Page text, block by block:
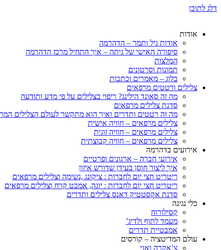
דלג לתוכן
אודות
אודות גיל ותמר – הדהרמה
סיפורה האישי של גיתה – איך התחיל מרכז הדהרמה
המלצות
תמונות וסרטונים
בלוג – מאמרים וכתבות
צלילים ורטטים מרפאים
מה זה סאונד הילינג? ריפוי בצלילים על פי מדע ותודעה
סדנת צלילים מרפאים
מה זה רטטים ותדרים ואיך הוא מתקשר לעולם הצלילים
צלילים מרפאים – חוויה אישית
צלילים מרפאים – חוויה זוגית
צלילים מרפאים – חוויה קבוצתית
אירועים בדהרמה
אירועי חברה – ארגונים ופרטיים
איך ליצור חוסן בעידן שדורש איזון
ריטריט חצי יום לחברות : ציקונג ,נשימה וצלילים מרפאים
ריטריט חצי יום לחברות : יוגה, אמבט קרח וצלילים מרפאים
סדנת אקסטטיק דאנס צלילים ותדרים
כלי נגינה
קסילורוח
מעמד לתוף ולדיג’
אמבטיית תדרים
עולם המדיטציה – קורסים
צ’אקרה ואני